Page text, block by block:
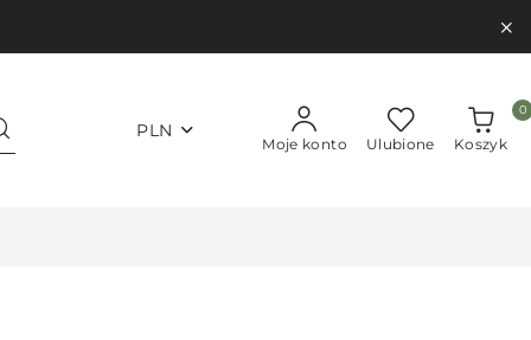
PLN
Moje konto Ulubione Koszyk
0